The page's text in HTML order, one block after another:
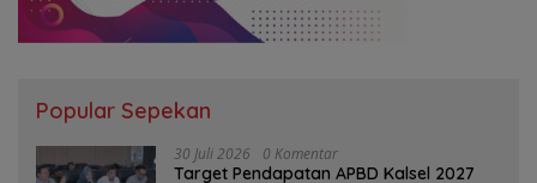
Popular Sepekan
30 Juli 2026 0 Komentar
Target Pendapatan APBD Kalsel 2027